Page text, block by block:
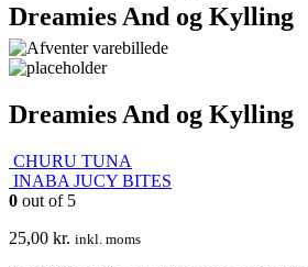
Dreamies And og Kylling
Dreamies And og Kylling
CHURU TUNA
INABA JUCY BITES
0 out of 5
25,00 kr. inkl. moms